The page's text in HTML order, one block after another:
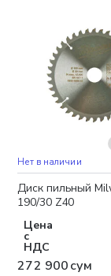
Нет в наличии
Диск пильный
190/30 Z40
Цена
с
НДС
272 900 сум